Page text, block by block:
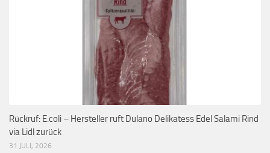
Rückruf: E.coli – Hersteller ruft Dulano Delikatess Edel Salami Rind
via Lidl zurück
31 JULI, 2026